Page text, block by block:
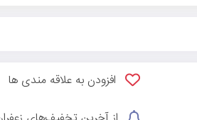
افزودن به علاقه مندی ها